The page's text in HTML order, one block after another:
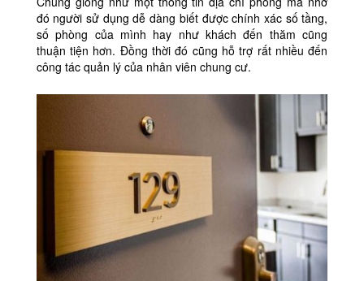
đó người sử dụng dễ dàng biết được chính xác số tầng,
số phòng của mình hay như khách đến thăm cũng
thuận tiện hơn. Đồng thời đó cũng hỗ trợ rất nhiều đến
công tác quản lý của nhân viên chung cư.